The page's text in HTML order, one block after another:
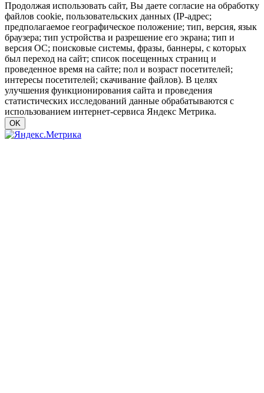
Продолжая использовать сайт, Вы даете согласие на обработку
файлов cookie, пользовательских данных (IP-адрес;
предполагаемое географическое положение; тип, версия, язык
браузера; тип устройства и разрешение его экрана; тип и
версия ОС; поисковые системы, фразы, баннеры, с которых
был переход на сайт; список посещенных страниц и
проведенное время на сайте; пол и возраст посетителей;
интересы посетителей; скачивание файлов). В целях
улучшения функционирования сайта и проведения
статистических исследований данные обрабатываются с
использованием интернет-сервиса Яндекс Метрика.
OK